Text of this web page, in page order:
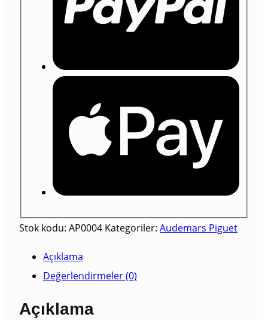
Stok kodu: AP0004 Kategoriler: Audemars Piguet
Açıklama
Değerlendirmeler (0)
Açıklama